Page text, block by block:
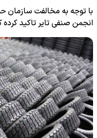
با توجه به مخالفت سازمان
انجمن صنفی تایر تاکید